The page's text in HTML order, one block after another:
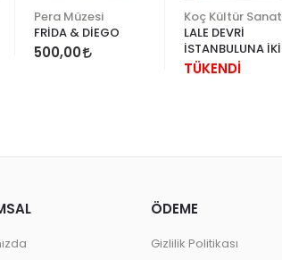
Pera Müzesi
FRİDA & DİEGO
500,00
Koç Kültür Sanat
LALE DEVRİ
İSTANBULUNA İKİ
ÖZGÜN BAKIŞ
TÜKENDİ
ÖDEME
Gizlilik Politikası